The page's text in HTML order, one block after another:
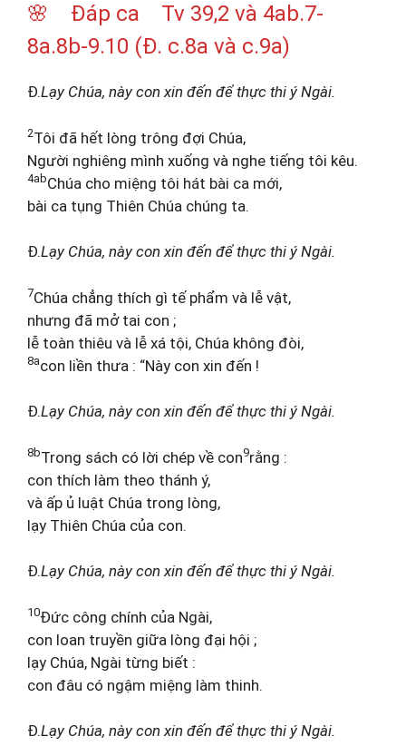
🌸 Đáp ca Tv 39,2 và 4ab.7-
8a.8b-9.10 (Đ. c.8a và c.9a)
Đ.Lạy Chúa, này con xin đến để thực thi ý Ngài.
2Tôi đã hết lòng trông đợi Chúa,
Người nghiêng mình xuống và nghe tiếng tôi kêu.
4abChúa cho miệng tôi hát bài ca mới,
bài ca tụng Thiên Chúa chúng ta.
Đ.Lạy Chúa, này con xin đến để thực thi ý Ngài.
7Chúa chẳng thích gì tế phẩm và lễ vật,
nhưng đã mở tai con ;
lễ toàn thiêu và lễ xá tội, Chúa không đòi,
8acon liền thưa : “Này con xin đến !
Đ.Lạy Chúa, này con xin đến để thực thi ý Ngài.
8bTrong sách có lời chép về con9rằng :
con thích làm theo thánh ý,
và ấp ủ luật Chúa trong lòng,
lạy Thiên Chúa của con.
Đ.Lạy Chúa, này con xin đến để thực thi ý Ngài.
10Đức công chính của Ngài,
con loan truyền giữa lòng đại hội ;
lạy Chúa, Ngài từng biết :
con đâu có ngậm miệng làm thinh.
Đ.Lạy Chúa, này con xin đến để thực thi ý Ngài.